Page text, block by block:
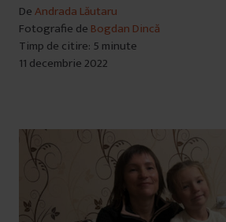
DeAndrada Lăutaru
Fotografie de Bogdan Dincă
Timp de citire: 5 minute
11 decembrie 2022